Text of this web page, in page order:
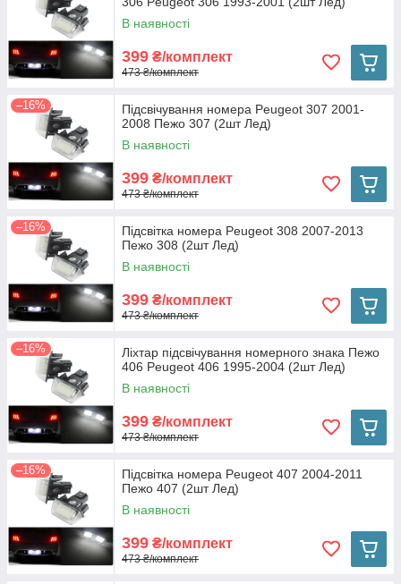
В наявності
399 ₴/комплект
473 ₴/комплект
–16%
Підсвічування номера Peugeot 307 2001-
2008 Пежо 307 (2шт Лед)
В наявності
399 ₴/комплект
473 ₴/комплект
–16%
Підсвітка номера Peugeot 308 2007-2013
Пежо 308 (2шт Лед)
В наявності
399 ₴/комплект
473 ₴/комплект
–16%
Ліхтар підсвічування номерного знака Пежо
406 Peugeot 406 1995-2004 (2шт Лед)
В наявності
399 ₴/комплект
473 ₴/комплект
–16%
Підсвітка номера Peugeot 407 2004-2011
Пежо 407 (2шт Лед)
В наявності
399 ₴/комплект
473 ₴/комплект